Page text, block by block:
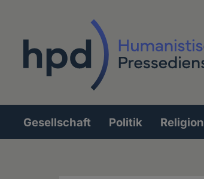
Hauptnavigation
Gesellschaft Politik